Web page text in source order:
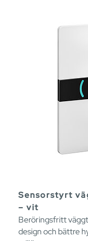
Sensorstyrt
– vit
Beröringsfritt
design och bättre